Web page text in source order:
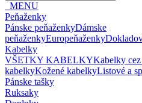
MENU
Peňaženky
Pánske peňaženkyDámske
peňaženkyEuropeňaženky
Kabelky
VŠETKY KABELKYKabelky cez
kabelkyKožené kabelkyListové a
Pánske tašky
Ruksaky